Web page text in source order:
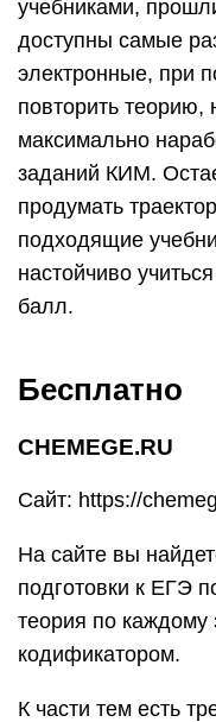
учебниками,
доступны самые
электронные, при
повторить
максимально
заданий КИМ.
продумать
подходящие
настойчиво
балл.
Бесплатно
CHEMEGE.RU
Сайт: https://
На сайте вы
подготовки к ЕГЭ
теория по каждому
кодификатором.
К части тем есть